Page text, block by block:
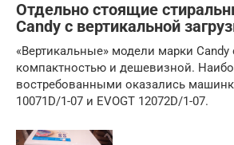
Отдельно стоящие
Candy с вертикальной
«Вертикальные» модели марки Candy
компактностью и дешевизной.
востребованными оказались
10071D/1-07 и EVOGT 12072D/1-07.